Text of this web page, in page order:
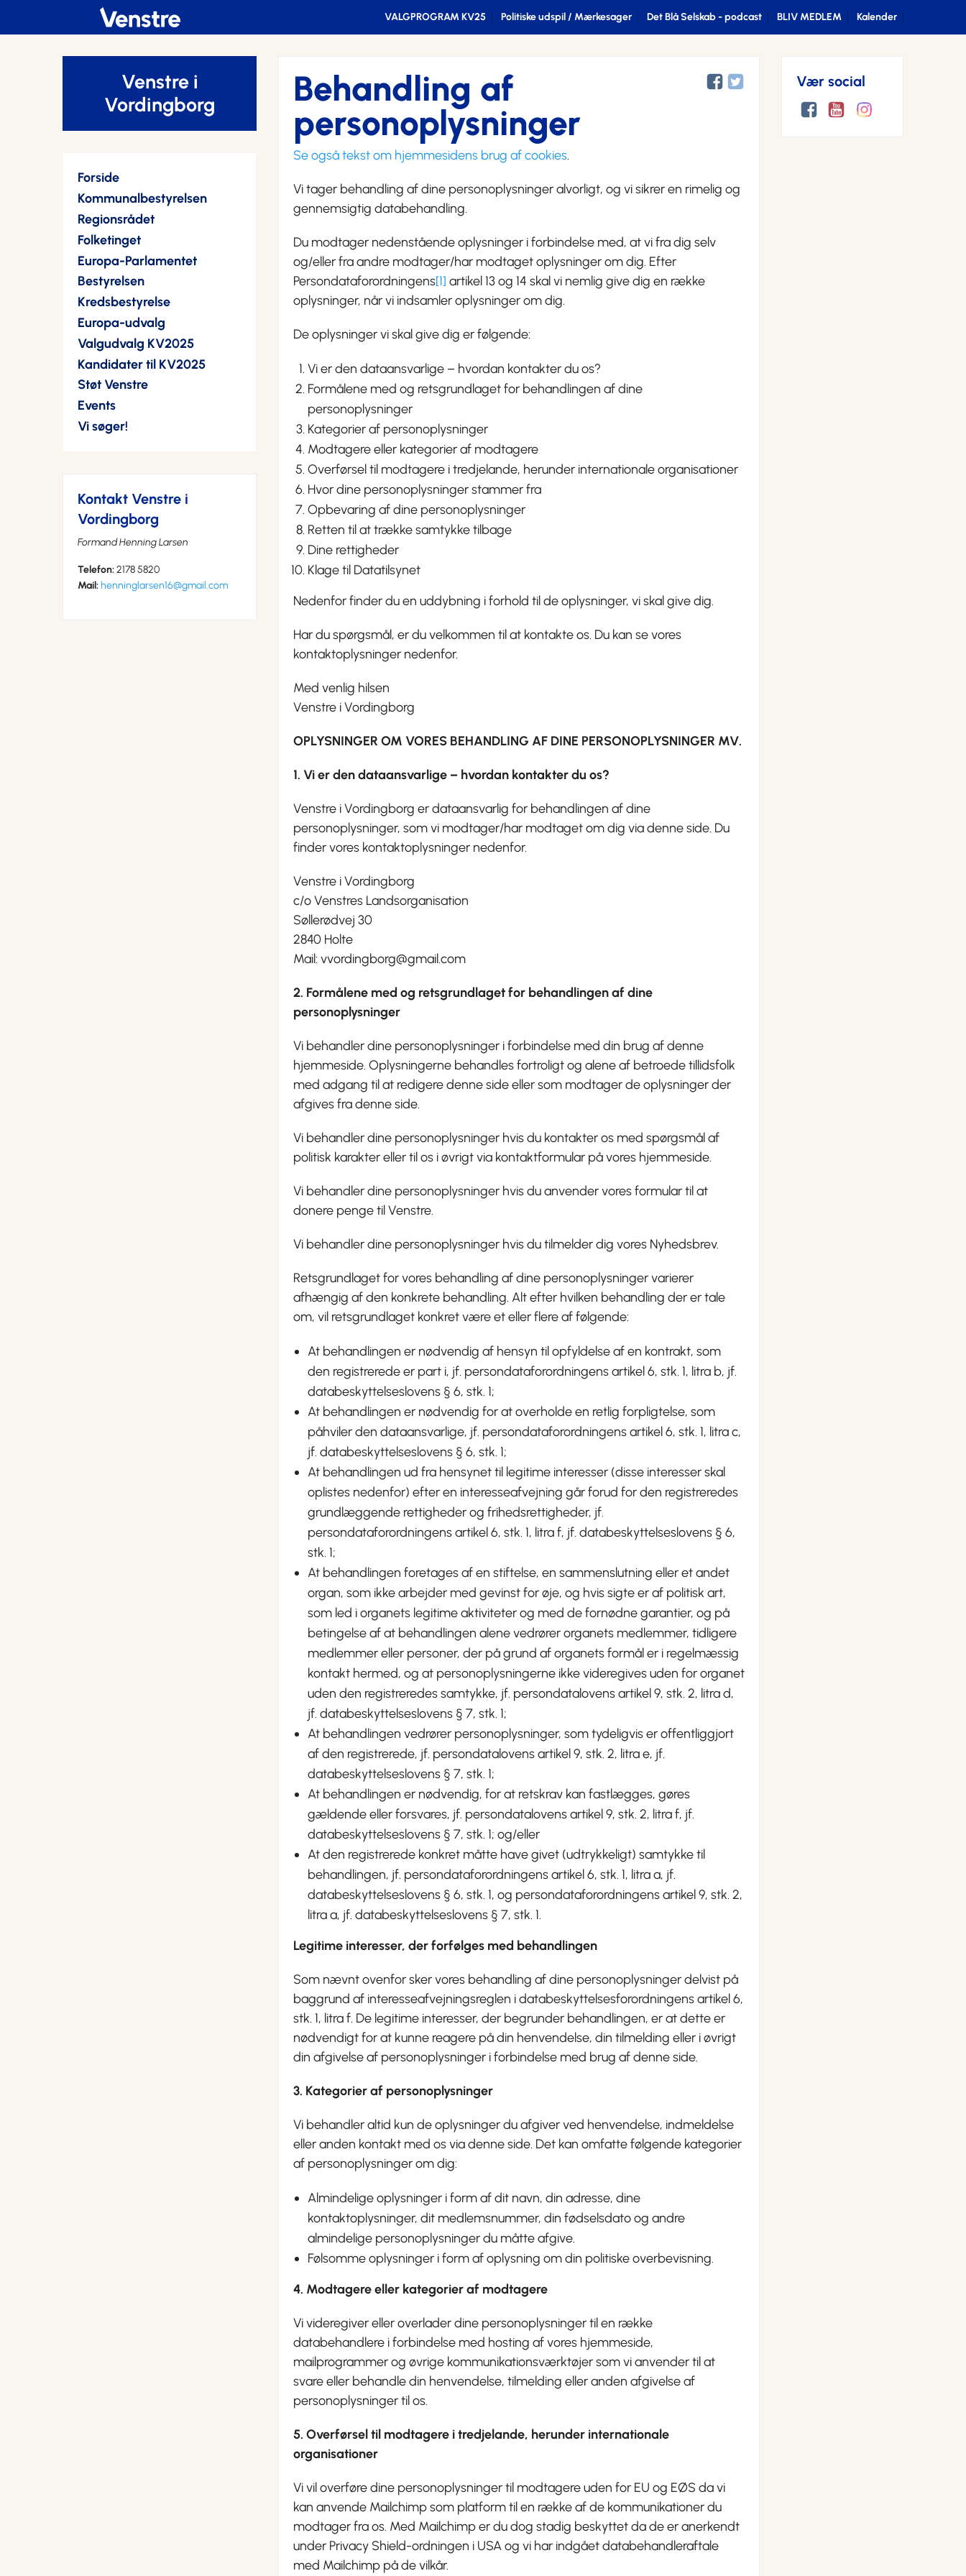
VALGPROGRAM KV25 Politiske udspil / Mærkesager Det Blå Selskab - podcast BLIV MEDLEM Kalender
Venstre i
Vordingborg
Forside
Kommunalbestyrelsen
Regionsrådet
Folketinget
Europa-Parlamentet
Bestyrelsen
Kredsbestyrelse
Europa-udvalg
Valgudvalg KV2025
Kandidater til KV2025
Støt Venstre
Events
Vi søger!
Kontakt Venstre i
Vordingborg
Formand Henning Larsen
Telefon:2178 5820
Mail: henninglarsen16@gmail.com
Behandling af
personoplysninger
Se også tekst om hjemmesidens brug af cookies.
Vi tager behandling af dine personoplysninger alvorligt, og vi sikrer en rimelig og
gennemsigtig databehandling.
Du modtager nedenstående oplysninger i forbindelse med, at vi fra dig selv
og/eller fra andre modtager/har modtaget oplysninger om dig. Efter
Persondataforordningens[1] artikel 13 og 14 skal vi nemlig give dig en række
oplysninger, når vi indsamler oplysninger om dig.
De oplysninger vi skal give dig er følgende:
Vi er den dataansvarlige – hvordan kontakter du os?
Formålene med og retsgrundlaget for behandlingen af dine
personoplysninger
Kategorier af personoplysninger
Modtagere eller kategorier af modtagere
Overførsel til modtagere i tredjelande, herunder internationale organisationer
Hvor dine personoplysninger stammer fra
Opbevaring af dine personoplysninger
Retten til at trække samtykke tilbage
Dine rettigheder
Klage til Datatilsynet
Nedenfor finder du en uddybning i forhold til de oplysninger, vi skal give dig.
Har du spørgsmål, er du velkommen til at kontakte os. Du kan se vores
kontaktoplysninger nedenfor.
Med venlig hilsen
Venstre i Vordingborg
OPLYSNINGER OM VORES BEHANDLING AF DINE PERSONOPLYSNINGER MV.
1. Vi er den dataansvarlige – hvordan kontakter du os?
Venstre i Vordingborg er dataansvarlig for behandlingen af dine
personoplysninger, som vi modtager/har modtaget om dig via denne side. Du
finder vores kontaktoplysninger nedenfor.
Venstre i Vordingborg
c/o Venstres Landsorganisation
Søllerødvej 30
2840 Holte
Mail: vvordingborg@gmail.com
2. Formålene med og retsgrundlaget for behandlingen af dine
personoplysninger
Vi behandler dine personoplysninger i forbindelse med din brug af denne
hjemmeside. Oplysningerne behandles fortroligt og alene af betroede tillidsfolk
med adgang til at redigere denne side eller som modtager de oplysninger der
afgives fra denne side.
Vi behandler dine personoplysninger hvis du kontakter os med spørgsmål af
politisk karakter eller til os i øvrigt via kontaktformular på vores hjemmeside.
Vi behandler dine personoplysninger hvis du anvender vores formular til at
donere penge til Venstre.
Vi behandler dine personoplysninger hvis du tilmelder dig vores Nyhedsbrev.
Retsgrundlaget for vores behandling af dine personoplysninger varierer
afhængig af den konkrete behandling. Alt efter hvilken behandling der er tale
om, vil retsgrundlaget konkret være et eller flere af følgende:
At behandlingen er nødvendig af hensyn til opfyldelse af en kontrakt, som
den registrerede er part i, jf. persondataforordningens artikel 6, stk. 1, litra b, jf.
databeskyttelseslovens § 6, stk. 1;
At behandlingen er nødvendig for at overholde en retlig forpligtelse, som
påhviler den dataansvarlige, jf. persondataforordningens artikel 6, stk. 1, litra c,
jf. databeskyttelseslovens § 6, stk. 1;
At behandlingen ud fra hensynet til legitime interesser (disse interesser skal
oplistes nedenfor) efter en interesseafvejning går forud for den registreredes
grundlæggende rettigheder og frihedsrettigheder, jf.
persondataforordningens artikel 6, stk. 1, litra f, jf. databeskyttelseslovens § 6,
stk. 1;
At behandlingen foretages af en stiftelse, en sammenslutning eller et andet
organ, som ikke arbejder med gevinst for øje, og hvis sigte er af politisk art,
som led i organets legitime aktiviteter og med de fornødne garantier, og på
betingelse af at behandlingen alene vedrører organets medlemmer, tidligere
medlemmer eller personer, der på grund af organets formål er i regelmæssig
kontakt hermed, og at personoplysningerne ikke videregives uden for organet
uden den registreredes samtykke, jf. persondatalovens artikel 9, stk. 2, litra d,
jf. databeskyttelseslovens § 7, stk. 1;
At behandlingen vedrører personoplysninger, som tydeligvis er offentliggjort
af den registrerede, jf. persondatalovens artikel 9, stk. 2, litra e, jf.
databeskyttelseslovens § 7, stk. 1;
At behandlingen er nødvendig, for at retskrav kan fastlægges, gøres
gældende eller forsvares, jf. persondatalovens artikel 9, stk. 2, litra f, jf.
databeskyttelseslovens § 7, stk. 1; og/eller
At den registrerede konkret måtte have givet (udtrykkeligt) samtykke til
behandlingen, jf. persondataforordningens artikel 6, stk. 1, litra a, jf.
databeskyttelseslovens § 6, stk. 1, og persondataforordningens artikel 9, stk. 2,
litra a, jf. databeskyttelseslovens § 7, stk. 1.
Legitime interesser, der forfølges med behandlingen
Som nævnt ovenfor sker vores behandling af dine personoplysninger delvist på
baggrund af interesseafvejningsreglen i databeskyttelsesforordningens artikel 6,
stk. 1, litra f. De legitime interesser, der begrunder behandlingen, er at dette er
nødvendigt for at kunne reagere på din henvendelse, din tilmelding eller i øvrigt
din afgivelse af personoplysninger i forbindelse med brug af denne side.
3. Kategorier af personoplysninger
Vi behandler altid kun de oplysninger du afgiver ved henvendelse, indmeldelse
eller anden kontakt med os via denne side. Det kan omfatte følgende kategorier
af personoplysninger om dig:
Almindelige oplysninger i form af dit navn, din adresse, dine
kontaktoplysninger, dit medlemsnummer, din fødselsdato og andre
almindelige personoplysninger du måtte afgive.
Følsomme oplysninger i form af oplysning om din politiske overbevisning.
4. Modtagere eller kategorier af modtagere
Vi videregiver eller overlader dine personoplysninger til en række
databehandlere i forbindelse med hosting af vores hjemmeside,
mailprogrammer og øvrige kommunikationsværktøjer som vi anvender til at
svare eller behandle din henvendelse, tilmelding eller anden afgivelse af
personoplysninger til os.
5. Overførsel til modtagere i tredjelande, herunder internationale
organisationer
Vi vil overføre dine personoplysninger til modtagere uden for EU og EØS da vi
kan anvende Mailchimp som platform til en række af de kommunikationer du
modtager fra os. Med Mailchimp er du dog stadig beskyttet da de er anerkendt
under Privacy Shield-ordningen i USA og vi har indgået databehandleraftale
med Mailchimp på de vilkår.
Vær social